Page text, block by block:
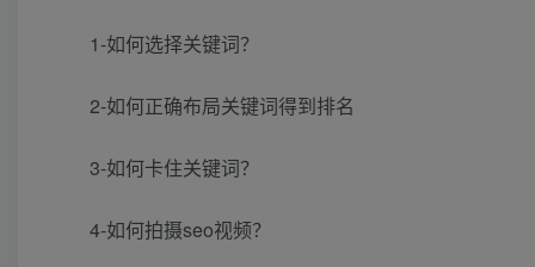
1-如何选择关键词？
2-如何正确布局关键词得到排名
3-如何卡住关键词？
4-如何拍摄seo视频？